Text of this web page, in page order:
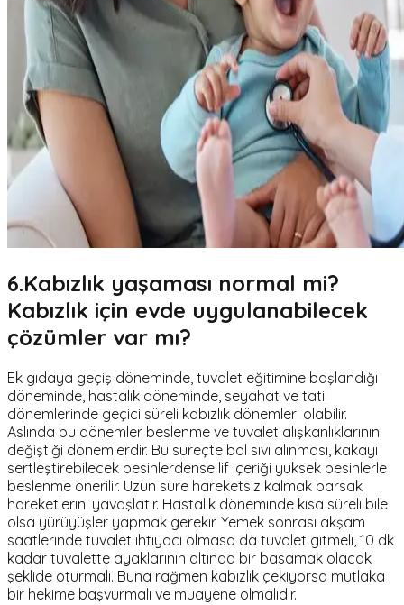
6.Kabızlık yaşaması normal mi?
Kabızlık için evde uygulanabilecek
çözümler var mı?
Ek gıdaya geçiş döneminde, tuvalet eğitimine başlandığı
döneminde, hastalık döneminde, seyahat ve tatil
dönemlerinde geçici süreli kabızlık dönemleri olabilir.
Aslında bu dönemler beslenme ve tuvalet alışkanlıklarının
değiştiği dönemlerdir. Bu süreçte bol sıvı alınması, kakayı
sertleştirebilecek besinlerdense lif içeriği yüksek besinlerle
beslenme önerilir. Uzun süre hareketsiz kalmak barsak
hareketlerini yavaşlatır. Hastalık döneminde kısa süreli bile
olsa yürüyüşler yapmak gerekir. Yemek sonrası akşam
saatlerinde tuvalet ihtiyacı olmasa da tuvalet gitmeli, 10 dk
kadar tuvalette ayaklarının altında bir basamak olacak
şeklide oturmalı. Buna rağmen kabızlık çekiyorsa mutlaka
bir hekime başvurmalı ve muayene olmalıdır.